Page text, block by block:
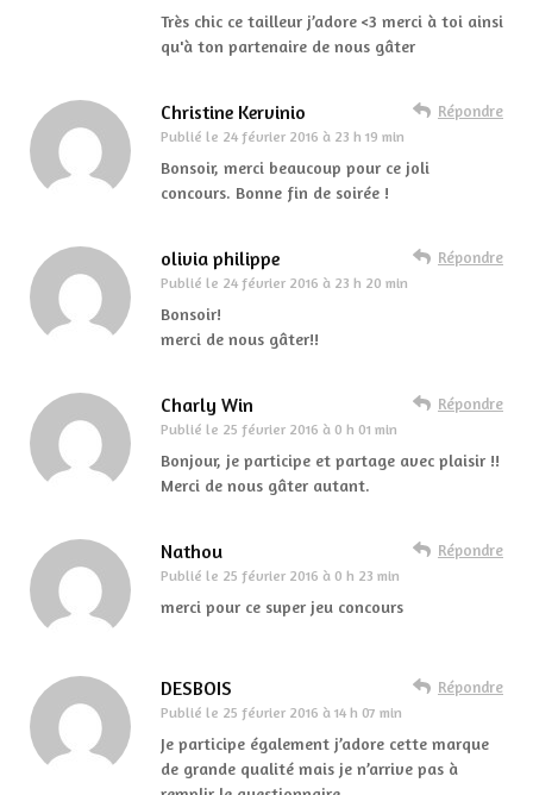
Très chic ce tailleur j’adore <3 merci à toi ainsi
qu'à ton partenaire de nous gâter
Christine Kervinio
Publié le 24 février 2016 à 23 h 19 min
Répondre
Bonsoir, merci beaucoup pour ce joli
concours. Bonne fin de soirée !
olivia philippe
Publié le 24 février 2016 à 23 h 20 min
Répondre
Bonsoir!
merci de nous gâter!!
Charly Win
Publié le 25 février 2016 à 0 h 01 min
Répondre
Bonjour, je participe et partage avec plaisir !!
Merci de nous gâter autant.
Nathou
Publié le 25 février 2016 à 0 h 23 min
Répondre
merci pour ce super jeu concours
DESBOIS
Publié le 25 février 2016 à 14 h 07 min
Répondre
Je participe également j’adore cette marque
de grande qualité mais je n’arrive pas à